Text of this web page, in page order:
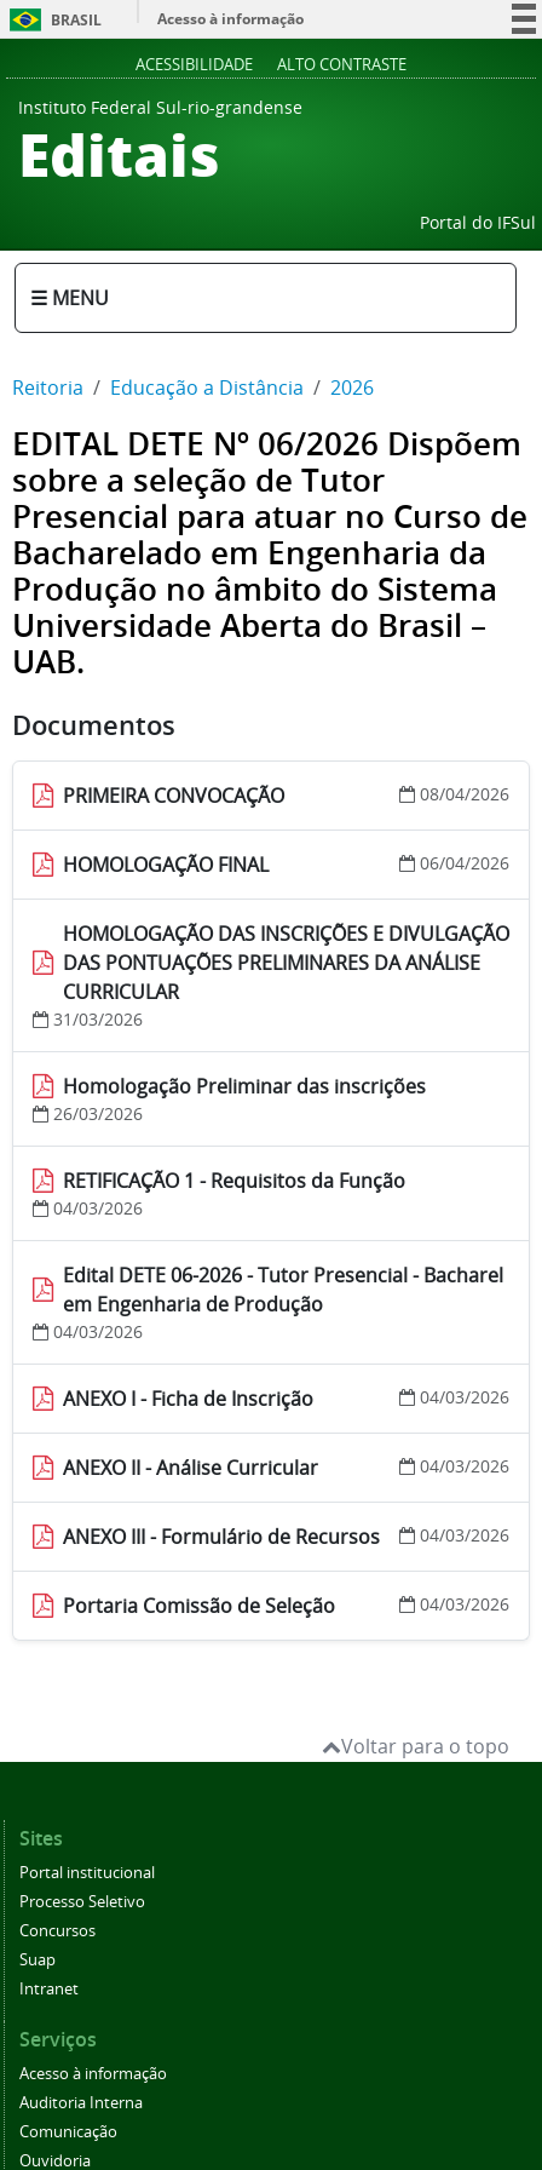
BRASIL
Acesso à informação
ACESSIBILIDADE ALTO CONTRASTE
Instituto Federal Sul-rio-grandense
Editais
Portal do IFSul
☰ MENU
Reitoria Educação a Distância 2026
EDITAL DETE Nº 06/2026 Dispõem
sobre a seleção de Tutor
Presencial para atuar no Curso de
Bacharelado em Engenharia da
Produção no âmbito do Sistema
Universidade Aberta do Brasil –
UAB.
Documentos
PRIMEIRA CONVOCAÇÃO 08/04/2026
HOMOLOGAÇÃO FINAL 06/04/2026
HOMOLOGAÇÃO DAS INSCRIÇÕES E DIVULGAÇÃO
DAS PONTUAÇÕES PRELIMINARES DA ANÁLISE
CURRICULAR
31/03/2026
Homologação Preliminar das inscrições
26/03/2026
RETIFICAÇÃO 1 - Requisitos da Função
04/03/2026
Edital DETE 06-2026 - Tutor Presencial - Bacharel
em Engenharia de Produção
04/03/2026
ANEXO I - Ficha de Inscrição 04/03/2026
ANEXO II - Análise Curricular 04/03/2026
ANEXO III - Formulário de Recursos 04/03/2026
Portaria Comissão de Seleção 04/03/2026
Voltar para o topo
Sites
Portal institucional
Processo Seletivo
Concursos
Suap
Intranet
Serviços
Acesso à informação
Auditoria Interna
Comunicação
Ouvidoria